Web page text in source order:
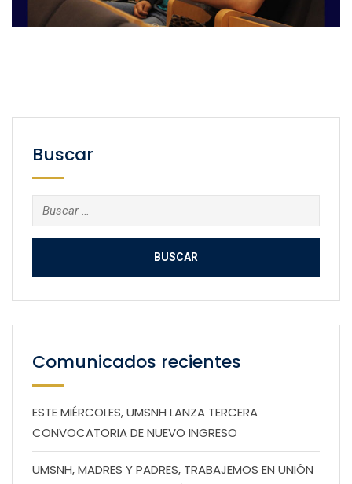
Buscar
Buscar:
Comunicados recientes
ESTE MIÉRCOLES, UMSNH LANZA TERCERA
CONVOCATORIA DE NUEVO INGRESO
UMSNH, MADRES Y PADRES, TRABAJEMOS EN UNIÓN